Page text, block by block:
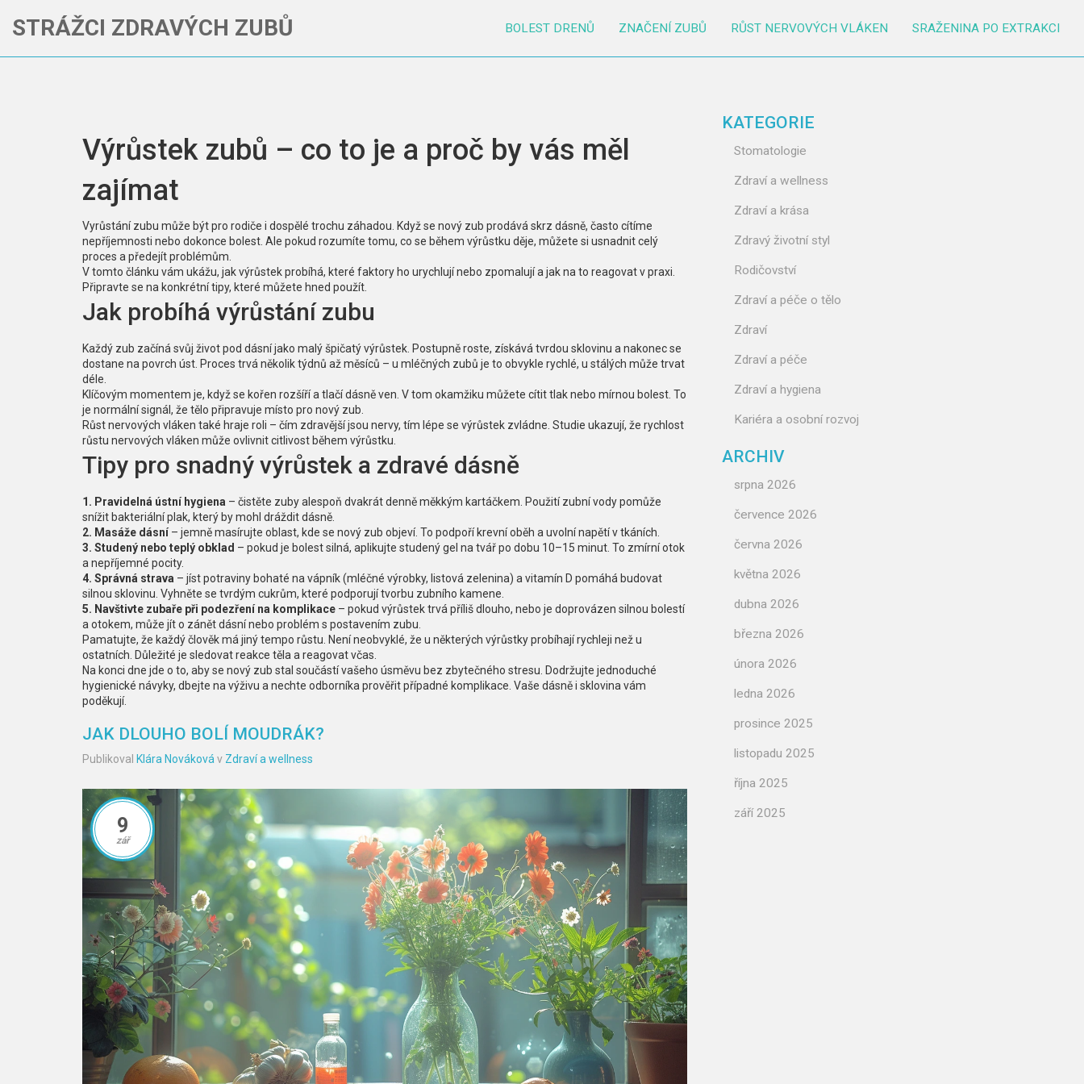
STRÁŽCI ZDRAVÝCH ZUBŮ BOLEST DRENŮ ZNAČENÍ ZUBŮ RŮST NERVOVÝCH VLÁKEN SRAŽENINA PO EXTRAKCI
Výrůstek zubů – co to je a proč by vás měl
zajímat
Vyrůstání zubu může být pro rodiče i dospělé trochu záhadou. Když se nový zub prodává skrz dásně, často cítíme
nepříjemnosti nebo dokonce bolest. Ale pokud rozumíte tomu, co se během výrůstku děje, můžete si usnadnit celý
proces a předejít problémům.
V tomto článku vám ukážu, jak výrůstek probíhá, které faktory ho urychlují nebo zpomalují a jak na to reagovat v praxi.
Připravte se na konkrétní tipy, které můžete hned použít.
Jak probíhá výrůstání zubu
Každý zub začíná svůj život pod dásní jako malý špičatý výrůstek. Postupně roste, získává tvrdou sklovinu a nakonec se
dostane na povrch úst. Proces trvá několik týdnů až měsíců – u mléčných zubů je to obvykle rychlé, u stálých může trvat
déle.
Klíčovým momentem je, když se kořen rozšíří a tlačí dásně ven. V tom okamžiku můžete cítit tlak nebo mírnou bolest. To
je normální signál, že tělo připravuje místo pro nový zub.
Růst nervových vláken také hraje roli – čím zdravější jsou nervy, tím lépe se výrůstek zvládne. Studie ukazují, že rychlost
růstu nervových vláken může ovlivnit citlivost během výrůstku.
Tipy pro snadný výrůstek a zdravé dásně
1. Pravidelná ústní hygiena – čistěte zuby alespoň dvakrát denně měkkým kartáčkem. Použití zubní vody pomůže
snížit bakteriální plak, který by mohl dráždit dásně.
2. Masáže dásní– jemně masírujte oblast, kde se nový zub objeví. To podpoří krevní oběh a uvolní napětí v tkáních.
3. Studený nebo teplý obklad – pokud je bolest silná, aplikujte studený gel na tvář po dobu 10–15 minut. To zmírní otok
a nepříjemné pocity.
4. Správná strava – jíst potraviny bohaté na vápník (mléčné výrobky, listová zelenina) a vitamín D pomáhá budovat
silnou sklovinu. Vyhněte se tvrdým cukrům, které podporují tvorbu zubního kamene.
5. Navštivte zubaře při podezření na komplikace – pokud výrůstek trvá příliš dlouho, nebo je doprovázen silnou bolestí
a otokem, může jít o zánět dásní nebo problém s postavením zubu.
Pamatujte, že každý člověk má jiný tempo růstu. Není neobvyklé, že u některých výrůstky probíhají rychleji než u
ostatních. Důležité je sledovat reakce těla a reagovat včas.
Na konci dne jde o to, aby se nový zub stal součástí vašeho úsměvu bez zbytečného stresu. Dodržujte jednoduché
hygienické návyky, dbejte na výživu a nechte odborníka prověřit případné komplikace. Vaše dásně i sklovina vám
poděkují.
JAK DLOUHO BOLÍ MOUDRÁK?
Publikoval Klára Nováková v Zdraví a wellness
9
zář
KATEGORIE
Stomatologie
Zdraví a wellness
Zdraví a krása
Zdravý životní styl
Rodičovství
Zdraví a péče o tělo
Zdraví
Zdraví a péče
Zdraví a hygiena
Kariéra a osobní rozvoj
ARCHIV
srpna 2026
července 2026
června 2026
května 2026
dubna 2026
března 2026
února 2026
ledna 2026
prosince 2025
listopadu 2025
října 2025
září 2025